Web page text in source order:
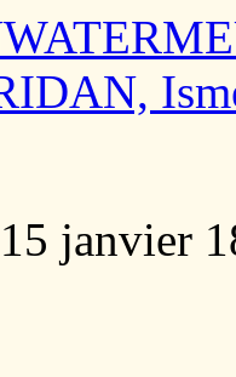
15 janvier